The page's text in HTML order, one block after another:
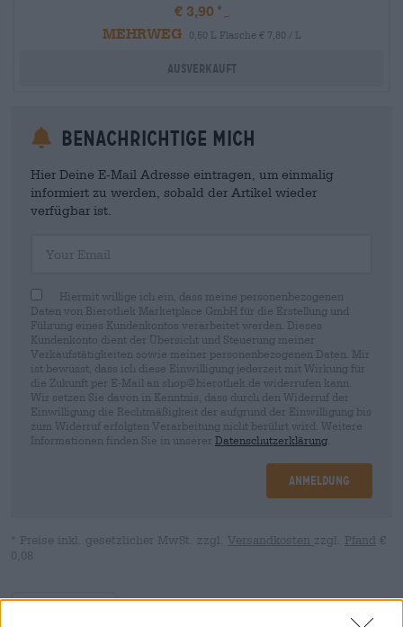
€ 3,90
MEHRWEG
0,50 L Flasche € 7,80 / L
Ausverkauft
Benachrichtige mich
Hier Deine E-Mail Adresse eintragen, um einmalig
informiert zu werden, sobald der Artikel wieder
verfügbar ist.
Hiermit willige ich ein, dass meine personenbezogenen
Daten von Bierothek Marketplace GmbH für die Erstellung und
Führung eines Kundenkontos verarbeitet werden. Dieses
Kundenkonto dient der Übersicht und Steuerung meiner
Verkaufstätigkeiten sowie meiner personenbezogenen Daten. Mir
ist bewusst, dass ich diese Einwilligung jederzeit mit Wirkung für
die Zukunft per E-Mail an shop@bierothek.de widerrufen kann.
Wir setzen Sie davon in Kenntnis, dass durch den Widerruf der
Einwilligung die Rechtmäßigkeit der aufgrund der Einwilligung bis
zum Widerruf erfolgten Verarbeitung nicht berührt wird. Weitere
Informationen finden Sie in unserer Datenschutzerklärung
Anmeldung
* Preise inkl. gesetzlicher MwSt. zzgl. Versandkosten zzgl. Pfand €
0,08